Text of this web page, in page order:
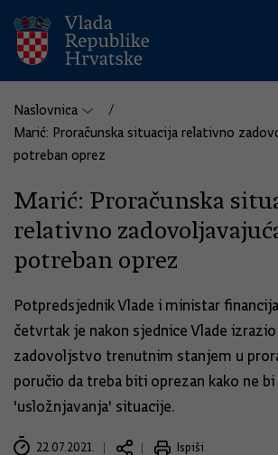
Naslovnica
Marić: Proračunska situacija relativno
potreban oprez
Marić: Proračunska
relativno
potreban oprez
Potpredsjednik Vlade i ministar
četvrtak je nakon sjednice Vlade
zadovoljstvo trenutnim stanjem u
poručio da treba biti oprezan kako ne
'usložnjavanja' situacije.
22.07.2021.
Ispiši